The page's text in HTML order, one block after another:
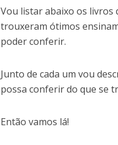
Vou listar abaixo os livros
trouxeram ótimos
poder conferir.
Junto de cada um vou
possa conferir do que se
Então vamos lá!